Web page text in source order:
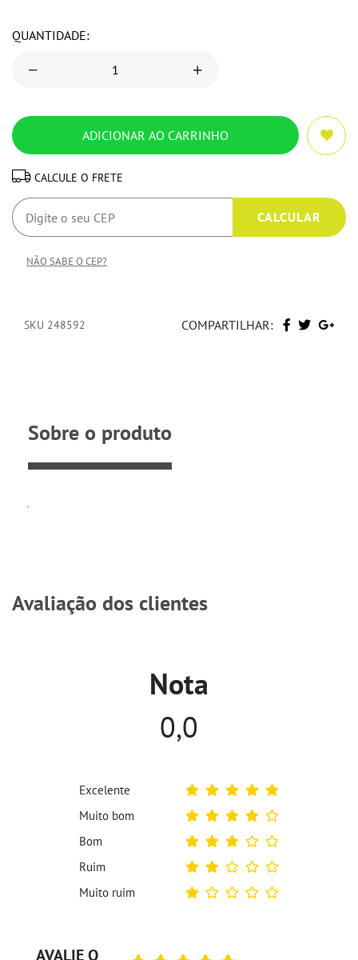
QUANTIDADE:
CALCULE O FRETE
NÃO SABE O CEP?
SKU 248592 COMPARTILHAR:
Sobre o produto
.
Avaliação dos clientes
AVALIE O
Nota
0,0
Excelente
Muito bom
Bom
Ruim
Muito ruim